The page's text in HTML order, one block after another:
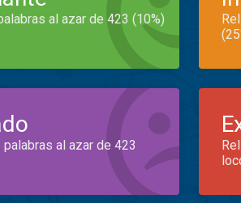
al azar de 423 (10%)
palabras al azar de 423